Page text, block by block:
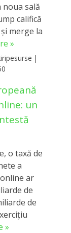
sală
califică
merge la
»
|
un
o taxă de
a
ar
de
de
»